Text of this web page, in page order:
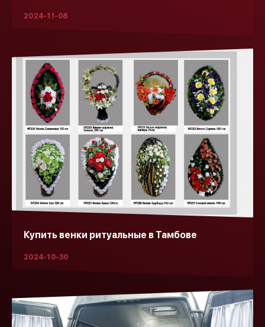
2024-11-08
Купить венки ритуальные в Тамбове
2024-10-30